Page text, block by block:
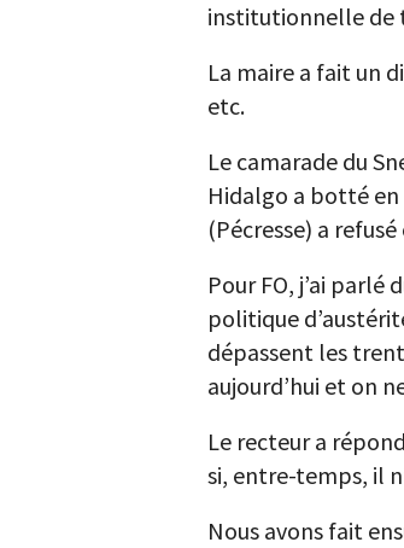
institutionnelle de
La maire a fait un
etc.
Le camarade du
Hidalgo a botté en
(Pécresse) a
Pour FO, j’ai
politique
dépassent les
aujourd’hui et on
Le recteur a
si, entre-temps, il
Nous avons fait